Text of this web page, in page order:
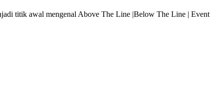
titik awal mengenal Above The Line |Below The Line | Event